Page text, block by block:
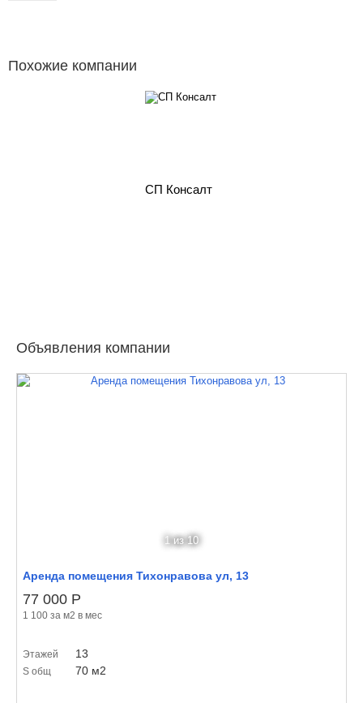
Похожие компании
СП Консалт
Объявления компании
1из 10
Аренда помещения Тихонравова ул, 13
77 000 Р
1 100 за м2 в мес
Этажей 13
S общ 70 м2